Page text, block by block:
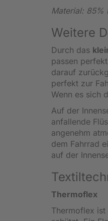
Material: 85%
Weitere
Durch das
passen
darauf
perfekt zur
Wenn es sich
Auf der
anfallende
angenehm
dem Fahrrad
auf der
Thermoflex
Thermoflex